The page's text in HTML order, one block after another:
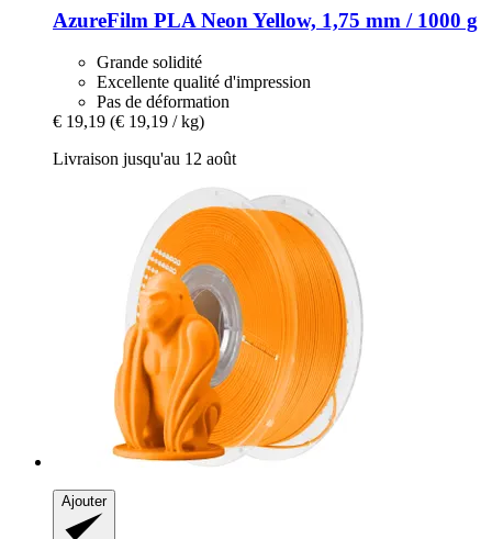
AzureFilm PLA Neon Yellow, 1,75 mm / 1000 g
Grande solidité
Excellente qualité d'impression
Pas de déformation
€ 19,19 (€ 19,19 / kg)
Livraison jusqu'au 12 août
Ajouter